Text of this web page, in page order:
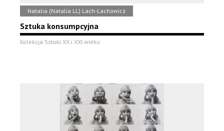
Natalia (Natalia LL) Lach-Lachowicz
Sztuka konsumpcyjna
Kolekcja Sztuki XX i XXI wieku